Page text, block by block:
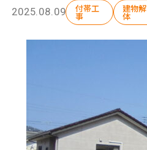
会社概要
2025.08.09 付帯工
事
建物解
体